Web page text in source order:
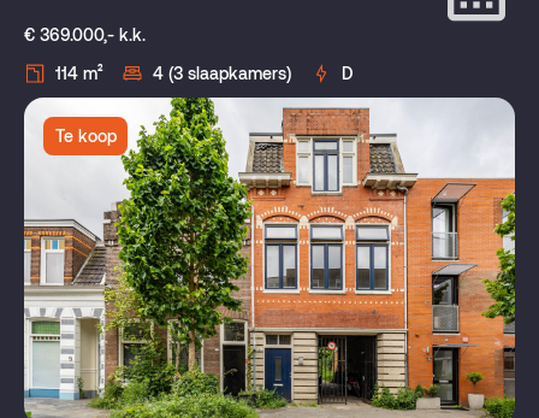
€ 369.000,- k.k.
114 m²
4 (3 slaapkamers) D
Te koop